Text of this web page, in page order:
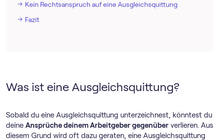
Kein Rechtsanspruch auf eine Ausgleichsquittung
Fazit
Was ist eine Ausgleichsquittung?
Sobald du eine Ausgleichsquittung unterzeichnest, könntest du
deine Ansprüche deinem Arbeitgeber gegenüber verlieren. Aus
diesem Grund wird oft dazu geraten, eine Ausgleichsquittung